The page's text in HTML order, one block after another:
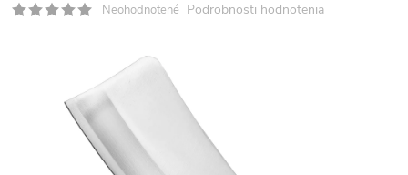
Neohodnotené Podrobnosti hodnotenia